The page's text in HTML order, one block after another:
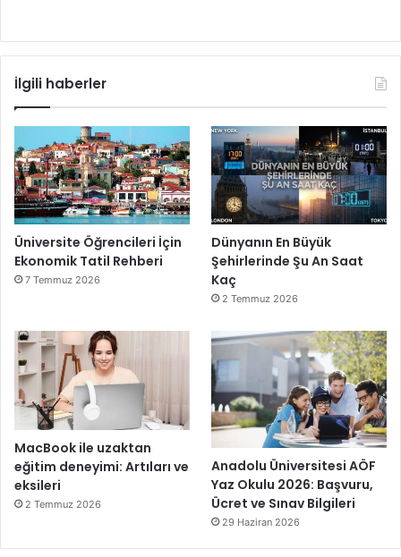
İlgili haberler
Üniversite Öğrencileri İçin
Ekonomik Tatil Rehberi
7 Temmuz 2026
Dünyanın En Büyük
Şehirlerinde Şu An Saat
Kaç
2 Temmuz 2026
MacBook ile uzaktan
eğitim deneyimi: Artıları ve
eksileri
2 Temmuz 2026
Anadolu Üniversitesi AÖF
Yaz Okulu 2026: Başvuru,
Ücret ve Sınav Bilgileri
29 Haziran 2026